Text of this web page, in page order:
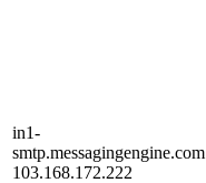
in1-
smtp.messagingengine.com
103.168.172.222